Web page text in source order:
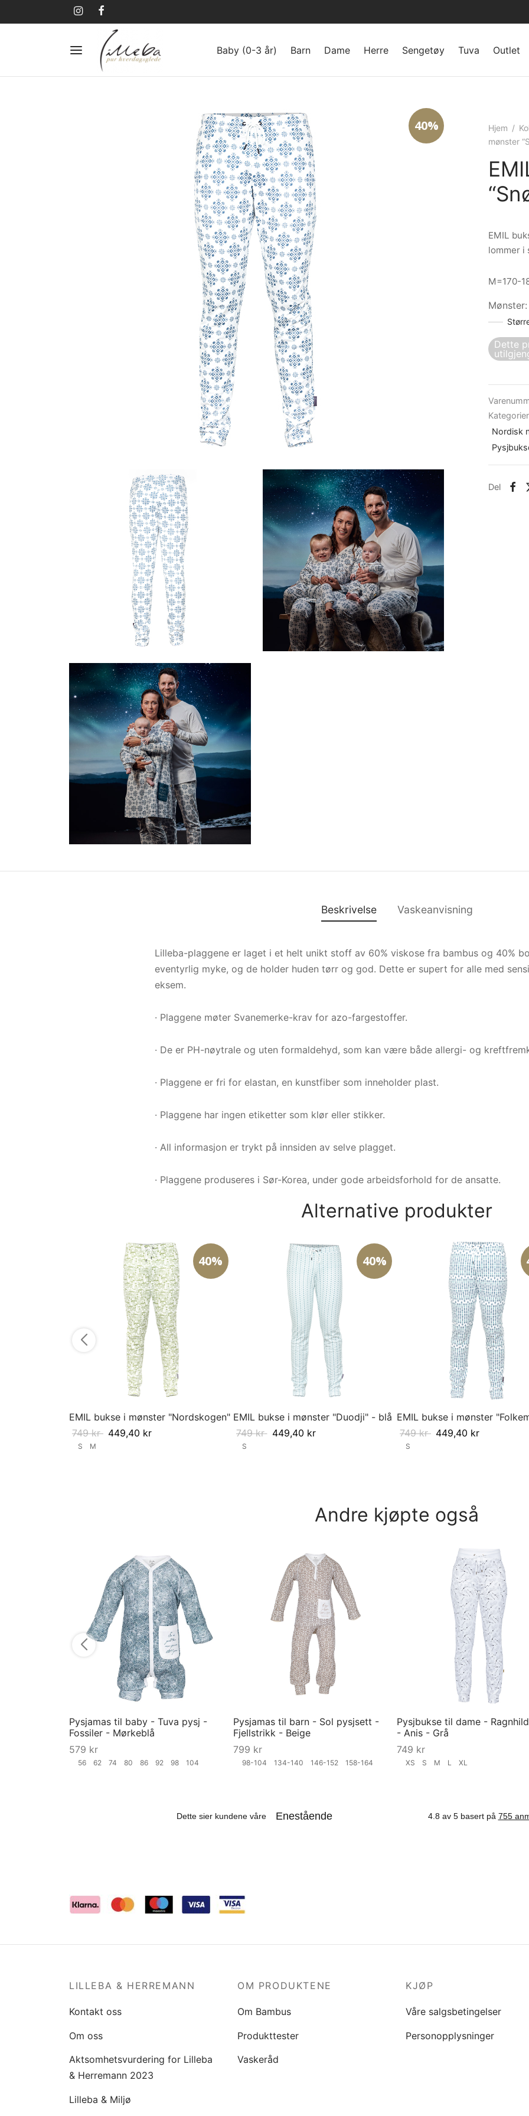
Baby (0-3 år) Barn Dame Herre Sengetøy Tuva Outlet
40% Hjem /
mønster
EMIL
lommer i
M=170-
Mønster:
Dette
Nordisk
Del
Beskrivelse Vaskeanvisning
Lilleba-plaggene er laget i et helt unikt stoff av 60% viskose fra bambus og 40%
eventyrlig myke, og de holder huden tørr og god. Dette er supert for alle med
eksem.
· Plaggene møter Svanemerke-krav for azo-fargestoffer.
· De er PH-nøytrale og uten formaldehyd, som kan være både allergi- og
· Plaggene er fri for elastan, en kunstfiber som inneholder plast.
· Plaggene har ingen etiketter som klør eller stikker.
· All informasjon er trykt på innsiden av selve plagget.
· Plaggene produseres i Sør-Korea, under gode arbeidsforhold for de ansatte.
Alternative produkter
40%
EMIL bukse i mønster "Nordskogen"
749kr 449,40 kr
S M
40%
EMIL bukse i mønster "Duodji" - blå
749kr 449,40 kr
S
EMIL bukse i mønster
749kr 449,40 kr
S
Andre kjøpte også
Pysjamas til baby - Tuva pysj -
Fossiler - Mørkeblå
579 kr
56 62 74 80 86 92 98 104
Pysjamas til barn - Sol pysjsett -
Fjellstrikk - Beige
799 kr
98-104 134-140 146-152 158-164
Pysjbukse til dame -
- Anis - Grå
749 kr
XS S M L XL
LILLEBA & HERREMANN
Kontakt oss
Om oss
Aktsomhetsvurdering for Lilleba
& Herremann 2023
Lilleba & Miljø
OM PRODUKTENE
Om Bambus
Produkttester
Vaskeråd
KJØP
Våre salgsbetingelser
Personopplysninger